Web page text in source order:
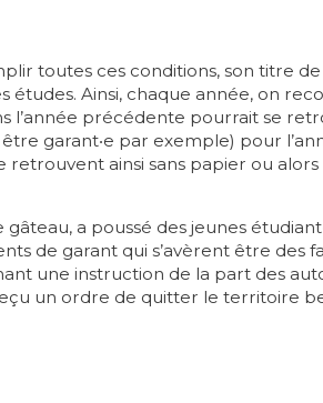
toutes ces conditions, son titre
études. Ainsi, chaque année, on
l’année précédente pourrait se
garant‧e par exemple) pour
retrouvent ainsi sans papier ou
a poussé des jeunes
de garant qui s’avèrent être des
une instruction de la part des
un ordre de quitter le territoire